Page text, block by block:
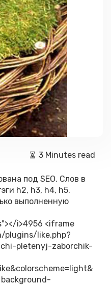
3 Minutes read
под SEO. Слов в
h2, h3, h4, h5.
выполненную
i>4956 <iframe
plugins/like.php?
pletenyj-zaborchik-